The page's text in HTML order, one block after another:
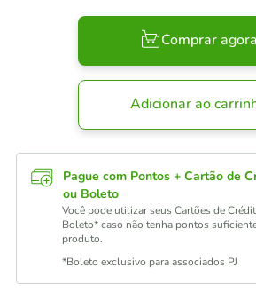
Comprar agora
Adicionar ao
Pague com Pontos + Cartão de
ou Boleto
Você pode utilizar seus Cartões de
Boleto* caso não tenha pontos
produto.
*Boleto exclusivo para associados PJ